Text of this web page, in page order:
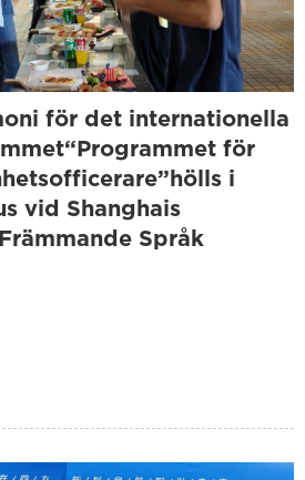
för det internationella
för
i
vid Shanghais
Språk